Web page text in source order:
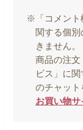
※「コメント
関する個
きません。
商品の注文
ビス」に
のチャット
お買い物サ